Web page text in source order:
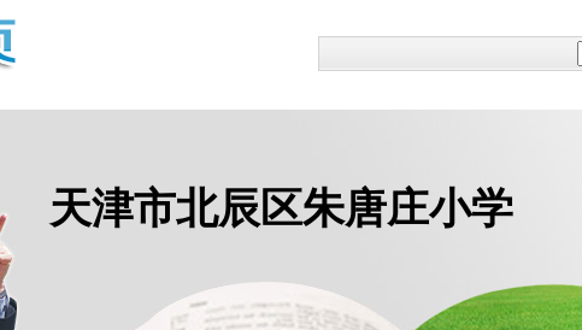
天津市北辰区朱唐庄小学